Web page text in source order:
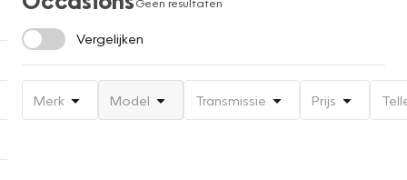
Vergelijken
Merk Model Transmissie Prijs